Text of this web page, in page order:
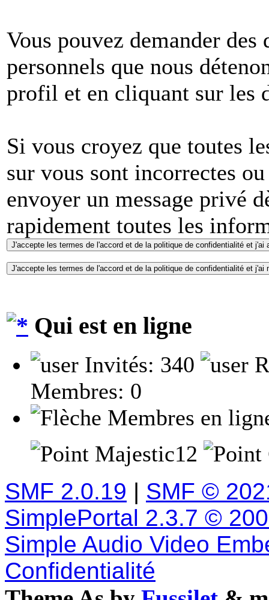
Vous pouvez demander
personnels que nous
profil et en cliquant sur les
Si vous croyez que toutes
sur vous sont incorrectes
envoyer un message privé
rapidement toutes les
Qui est en ligne
Invités: 340
Membres: 0
Membres en
Majestic12
SMF 2.0.19 | SMF ©
SimplePortal 2.3.7 ©
Simple Audio Video
Confidentialité